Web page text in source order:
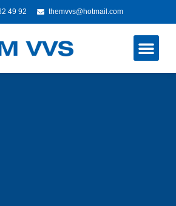
49 92 themvvs@hotmail.com